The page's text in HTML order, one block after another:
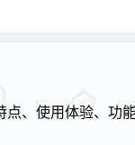
、使用体验、功